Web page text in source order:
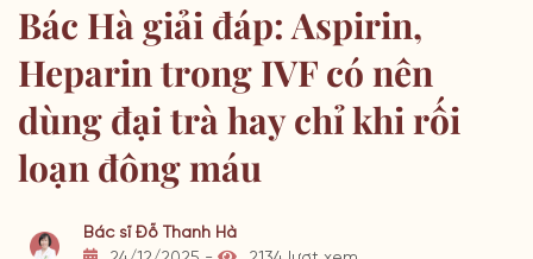
Bác Hà giải đáp: Aspirin,
Heparin trong IVF có nên
dùng đại trà hay chỉ khi rối
loạn đông máu
Bác sĩ Đỗ Thanh Hà